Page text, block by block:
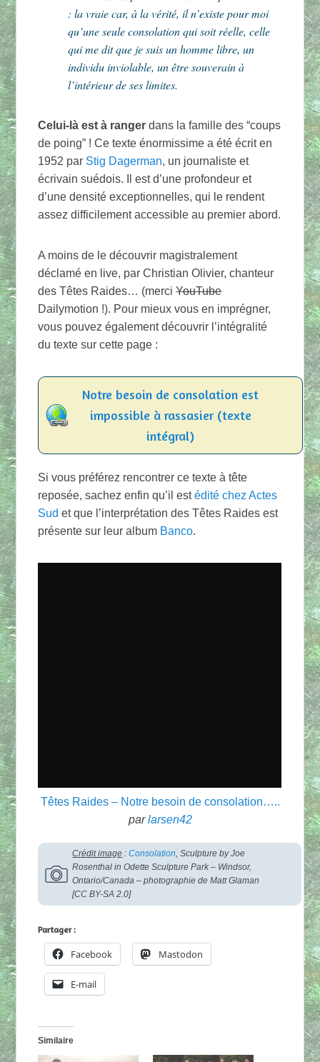
: la vraie car, à la vérité, il n’existe pour moi
qu’une seule consolation qui soit réelle, celle
qui me dit que je suis un homme libre, un
individu inviolable, un être souverain à
l’intérieur de ses limites.
Celui-là est à ranger dans la famille des “coups
de poing” ! Ce texte énormissime a été écrit en
1952 par Stig Dagerman, un journaliste et
écrivain suédois. Il est d’une profondeur et
d’une densité exceptionnelles, qui le rendent
assez difficilement accessible au premier abord.
A moins de le découvrir magistralement
déclamé en live, par Christian Olivier, chanteur
des Têtes Raides… (merciYouTube
Dailymotion !). Pour mieux vous en imprégner,
vous pouvez également découvrir l’intégralité
du texte sur cette page :
Notre besoin de consolation est
impossible à rassasier (texte
intégral)
Si vous préférez rencontrer ce texte à tête
reposée, sachez enfin qu’il estédité chez Actes
Sud et que l’interprétation des Têtes Raides est
présente sur leur album Banco.
Têtes Raides – Notre besoin de consolation…..
parlarsen42
Crédit image :Consolation ,Sculpture by Joe
Rosenthal in Odette Sculpture Park – Windsor,
Ontario/Canada – photographie de Matt Glaman
[CC BY-SA 2.0]
Partager :
Facebook Mastodon
E-mail
Similaire